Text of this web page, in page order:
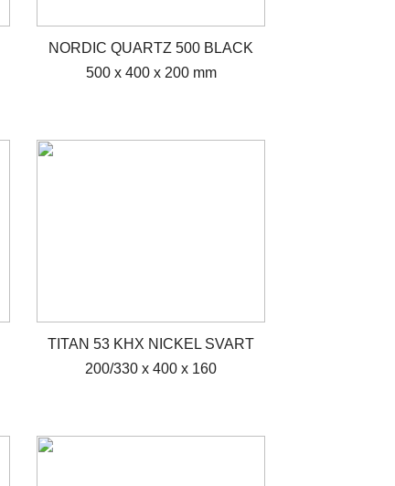
NORDIC QUARTZ 500 BLACK
500 x 400 x 200 mm
TITAN 53 KHX NICKEL SVART
200/330 x 400 x 160